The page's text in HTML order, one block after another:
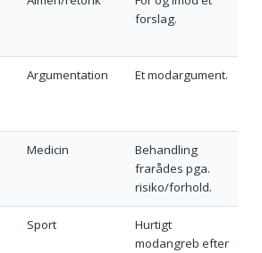
forslag.
Argumentation Et modargument.
Medicin
Behandling
frarådes pga.
risiko/forhold.
Sport
Hurtigt
modangreb efter